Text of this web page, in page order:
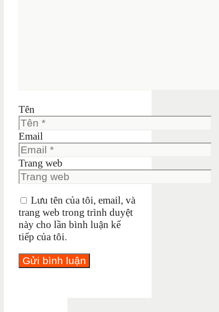
Tên
Email
Trang web
Lưu tên của tôi, email, và
trang web trong trình duyệt
này cho lần bình luận kế
tiếp của tôi.